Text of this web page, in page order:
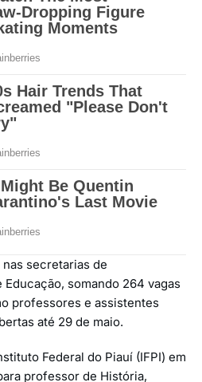
nas secretarias de
somando 264 vagas
professores e assistentes
até 29 de maio.
Federal do Piauí (IFPI) em
professor de História,